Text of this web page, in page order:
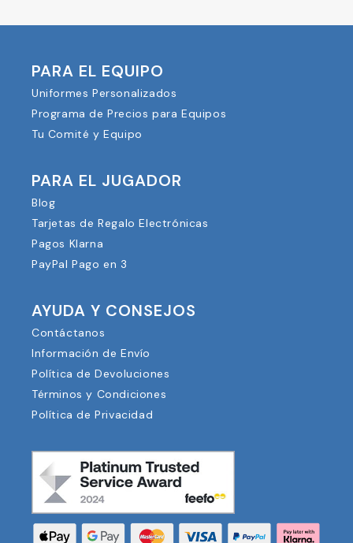
PARA EL EQUIPO
Uniformes Personalizados
Programa de Precios para Equipos
Tu Comité y Equipo
PARA EL JUGADOR
Blog
Tarjetas de Regalo Electrónicas
Pagos Klarna
PayPal Pago en 3
AYUDA Y CONSEJOS
Contáctanos
Información de Envío
Política de Devoluciones
Términos y Condiciones
Política de Privacidad